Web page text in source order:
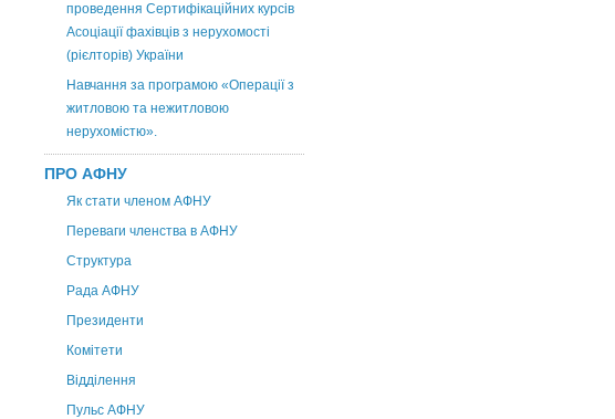
проведення Сертифікаційних курсів
Асоціації фахівців з нерухомості
(рієлторів) України
Навчання за програмою «Операції з
житловою та нежитловою
нерухомістю».
ПРО АФНУ
Як стати членом АФНУ
Переваги членства в АФНУ
Структура
Рада АФНУ
Президенти
Комітети
Відділення
Пульс АФНУ